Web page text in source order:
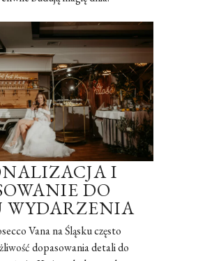
I
DO
WYDARZENIA
Vana na Śląsku często
dopasowania detali do